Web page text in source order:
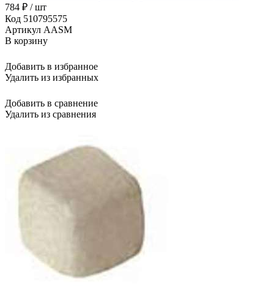
784 ₽ / шт
Код 510795575
Артикул AASM
В корзину
Добавить в избранное
Удалить из избранных
Добавить в сравнение
Удалить из сравнения